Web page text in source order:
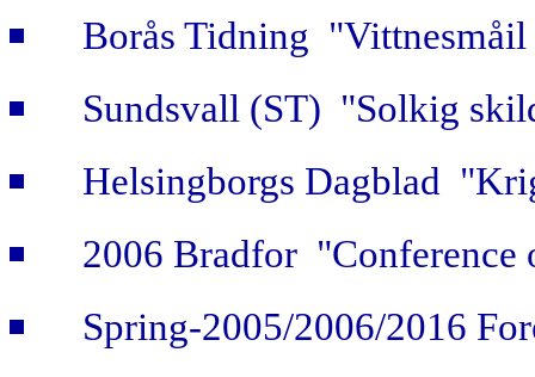
Borås Tidning
Sundsvall (ST) "Solkig
Helsingborgs Dagblad
2006 Bradfor "Conference
Spring-2005/2006/2016